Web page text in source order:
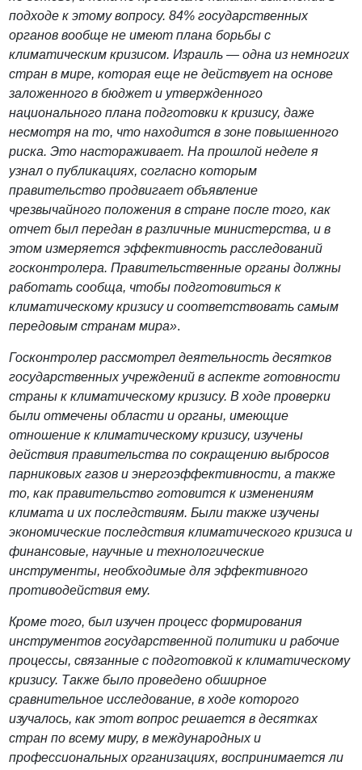
подходе к этому вопросу. 84% государственных
органов вообще не имеют плана борьбы с
климатическим кризисом. Израиль — одна из немногих
стран в мире, которая еще не действует на основе
заложенного в бюджет и утвержденного
национального плана подготовки к кризису, даже
несмотря на то, что находится в зоне повышенного
риска. Это настораживает. На прошлой неделе я
узнал о публикациях, согласно которым
правительство продвигает объявление
чрезвычайного положения в стране после того, как
отчет был передан в различные министерства, и в
этом измеряется эффективность расследований
госконтролера. Правительственные органы должны
работать сообща, чтобы подготовиться к
климатическому кризису и соответствовать самым
передовым странам мира».
Госконтролер рассмотрел деятельность десятков
государственных учреждений в аспекте готовности
страны к климатическому кризису. В ходе проверки
были отмечены области и органы, имеющие
отношение к климатическому кризису, изучены
действия правительства по сокращению выбросов
парниковых газов и энергоэффективности, а также
то, как правительство готовится к изменениям
климата и их последствиям. Были также изучены
экономические последствия климатического кризиса и
финансовые, научные и технологические
инструменты, необходимые для эффективного
противодействия ему.
Кроме того, был изучен процесс формирования
инструментов государственной политики и рабочие
процессы, связанные с подготовкой к климатическому
кризису. Также было проведено обширное
сравнительное исследование, в ходе которого
изучалось, как этот вопрос решается в десятках
стран по всему миру, в международных и
профессиональных организациях, воспринимается ли